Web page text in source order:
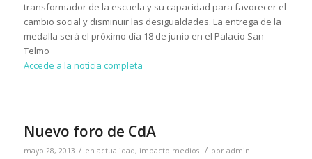
transformador de la escuela y su capacidad para favorecer el
cambio social y disminuir las desigualdades. La entrega de la
medalla será el próximo día 18 de junio en el Palacio San
Telmo
Accede a la noticia completa
Nuevo foro de CdA
mayo 28, 2013 / en actualidad, impacto medios / por admin